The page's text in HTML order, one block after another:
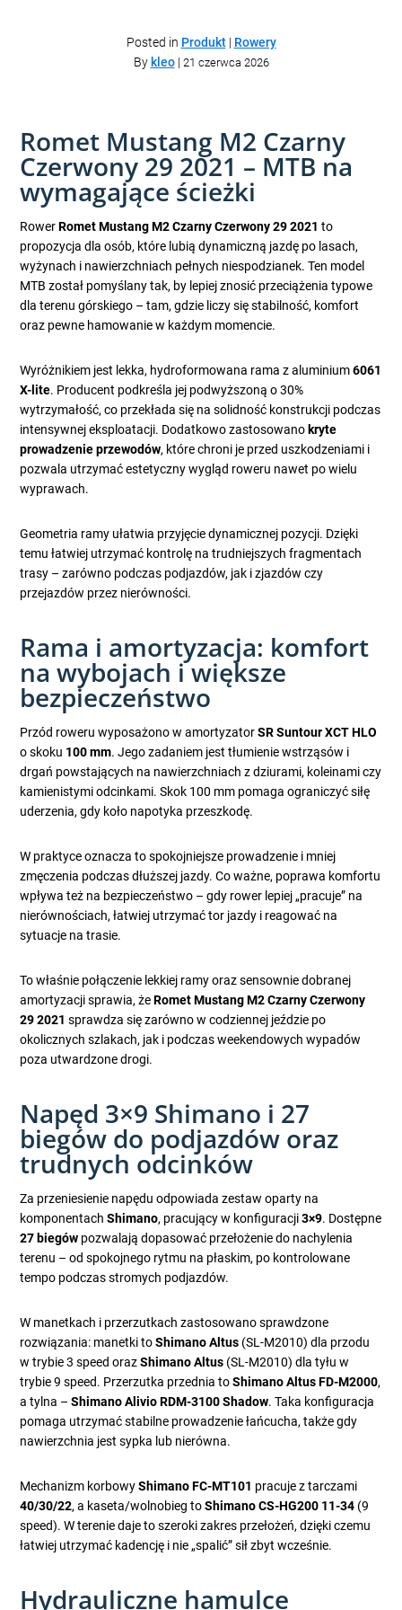
Posted in Produkt| Rowery
By kleo| 21 czerwca 2026
Romet Mustang M2 Czarny
Czerwony 29 2021 – MTB na
wymagające ścieżki
RowerRomet Mustang M2 Czarny Czerwony 29 2021 to
propozycja dla osób, które lubią dynamiczną jazdę po lasach,
wyżynach i nawierzchniach pełnych niespodzianek. Ten model
MTB został pomyślany tak, by lepiej znosić przeciążenia typowe
dla terenu górskiego – tam, gdzie liczy się stabilność, komfort
oraz pewne hamowanie w każdym momencie.
Wyróżnikiem jest lekka, hydroformowana rama z aluminium6061
X-lite. Producent podkreśla jej podwyższoną o 30%
wytrzymałość, co przekłada się na solidność konstrukcji podczas
intensywnej eksploatacji. Dodatkowo zastosowano kryte
prowadzenie przewodów, które chroni je przed uszkodzeniami i
pozwala utrzymać estetyczny wygląd roweru nawet po wielu
wyprawach.
Geometria ramy ułatwia przyjęcie dynamicznej pozycji. Dzięki
temu łatwiej utrzymać kontrolę na trudniejszych fragmentach
trasy – zarówno podczas podjazdów, jak i zjazdów czy
przejazdów przez nierówności.
Rama i amortyzacja: komfort
na wybojach i większe
bezpieczeństwo
Przód roweru wyposażono w amortyzatorSR Suntour XCT HLO
o skoku 100 mm. Jego zadaniem jest tłumienie wstrząsów i
drgań powstających na nawierzchniach z dziurami, koleinami czy
kamienistymi odcinkami. Skok 100 mm pomaga ograniczyć siłę
uderzenia, gdy koło napotyka przeszkodę.
W praktyce oznacza to spokojniejsze prowadzenie i mniej
zmęczenia podczas dłuższej jazdy. Co ważne, poprawa komfortu
wpływa też na bezpieczeństwo – gdy rower lepiej „pracuje” na
nierównościach, łatwiej utrzymać tor jazdy i reagować na
sytuacje na trasie.
To właśnie połączenie lekkiej ramy oraz sensownie dobranej
amortyzacji sprawia, żeRomet Mustang M2 Czarny Czerwony
29 2021 sprawdza się zarówno w codziennej jeździe po
okolicznych szlakach, jak i podczas weekendowych wypadów
poza utwardzone drogi.
Napęd 3×9 Shimano i 27
biegów do podjazdów oraz
trudnych odcinków
Za przeniesienie napędu odpowiada zestaw oparty na
komponentachShimano, pracujący w konfiguracji3×9. Dostępne
27 biegów pozwalają dopasować przełożenie do nachylenia
terenu – od spokojnego rytmu na płaskim, po kontrolowane
tempo podczas stromych podjazdów.
W manetkach i przerzutkach zastosowano sprawdzone
rozwiązania: manetki toShimano Altus (SL-M2010) dla przodu
w trybie 3 speed orazShimano Altus (SL-M2010) dla tyłu w
trybie 9 speed. Przerzutka przednia toShimano Altus FD-M2000,
a tylna –Shimano Alivio RDM-3100 Shadow. Taka konfiguracja
pomaga utrzymać stabilne prowadzenie łańcucha, także gdy
nawierzchnia jest sypka lub nierówna.
Mechanizm korbowyShimano FC-MT101 pracuje z tarczami
40/30/22, a kaseta/wolnobieg toShimano CS-HG200 11-34 (9
speed). W terenie daje to szeroki zakres przełożeń, dzięki czemu
łatwiej utrzymać kadencję i nie „spalić” sił zbyt wcześnie.
Hydrauliczne hamulce